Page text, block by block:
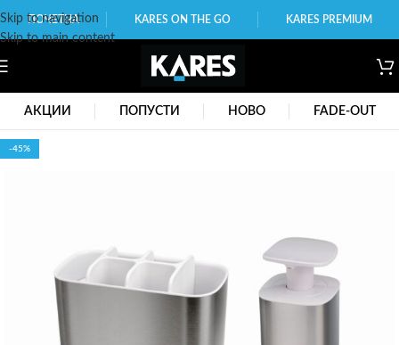
Skip to navigation
Skip to main content
ПОЧЕТНА KARES ON THE GO KARES PREMIUM
АКЦИИ ПОПУСТИ НОВО FADE-OUT
-45%